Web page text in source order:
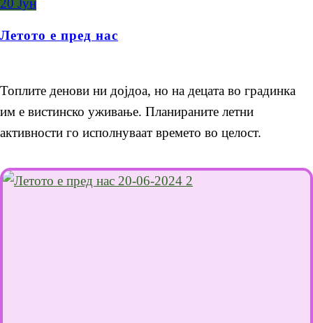
20 Јун
Летото е пред нас
Топлите денови ни дојдоа, но на децата во градинка
им е вистинско уживање. Планираните летни
активности го исполнуваат времето во целост.